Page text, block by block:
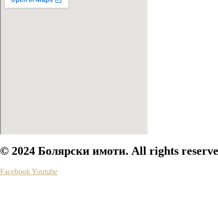
© 2024 Болярски имоти. All rights
FacebookYoutube